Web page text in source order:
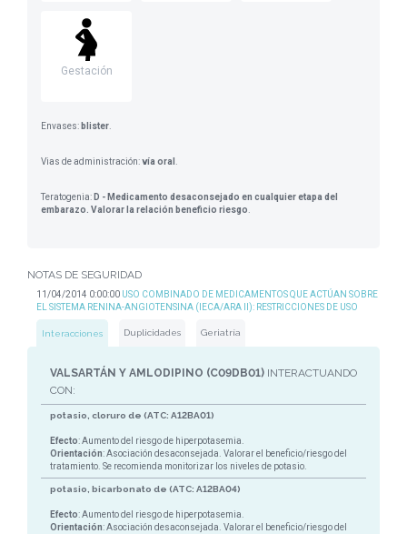
Gestación
Envases: blister
Vias de administración:vía oral
Teratogenia: D - Medicamento desaconsejado en cualquier etapa del
embarazo. Valorar la relación beneficio riesgo
NOTAS DE SEGURIDAD
11/04/2014 0:00:00 USO COMBINADO DE MEDICAMENTOS QUE ACTÚAN SOBRE
EL SISTEMA RENINA-ANGIOTENSINA (IECA/ARA II): RESTRICCIONES DE USO
Interacciones Duplicidades Geriatría
VALSARTÁN Y AMLODIPINO (C09DB01) INTERACTUANDO
CON:
potasio, cloruro de (ATC: A12BA01)
Efecto: Aumento del riesgo de hiperpotasemia.
Orientación: Asociación desaconsejada. Valorar el beneficio/riesgo del
tratamiento. Se recomienda monitorizar los niveles de potasio.
potasio, bicarbonato de (ATC: A12BA04)
Efecto: Aumento del riesgo de hiperpotasemia.
Orientación: Asociación desaconsejada. Valorar el beneficio/riesgo del